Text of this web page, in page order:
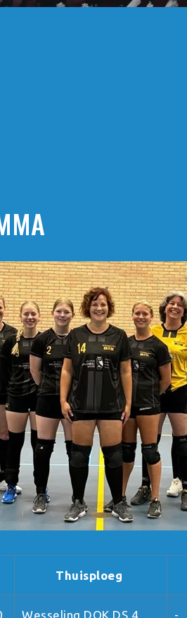
Thuisploeg
Wesseling DOK DS 4 -